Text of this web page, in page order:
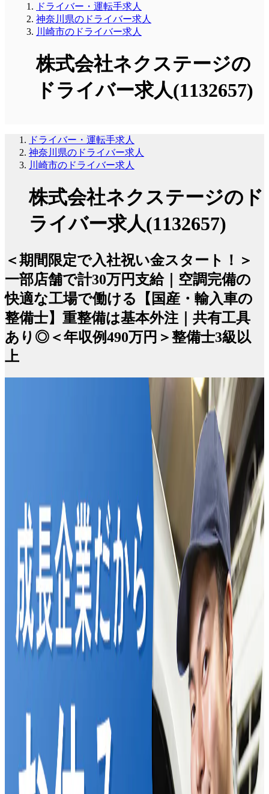
ドライバー・運転手求人
神奈川県のドライバー求人
川崎市のドライバー求人
株式会社ネクステージの
ドライバー求人(1132657)
ドライバー・運転手求人
神奈川県のドライバー求人
川崎市のドライバー求人
株式会社ネクステージのド
ライバー求人(1132657)
＜期間限定で入社祝い金スタート！＞
一部店舗で計30万円支給｜空調完備の
快適な工場で働ける【国産・輸入車の
整備士】重整備は基本外注｜共有工具
あり◎＜年収例490万円＞整備士3級以
上